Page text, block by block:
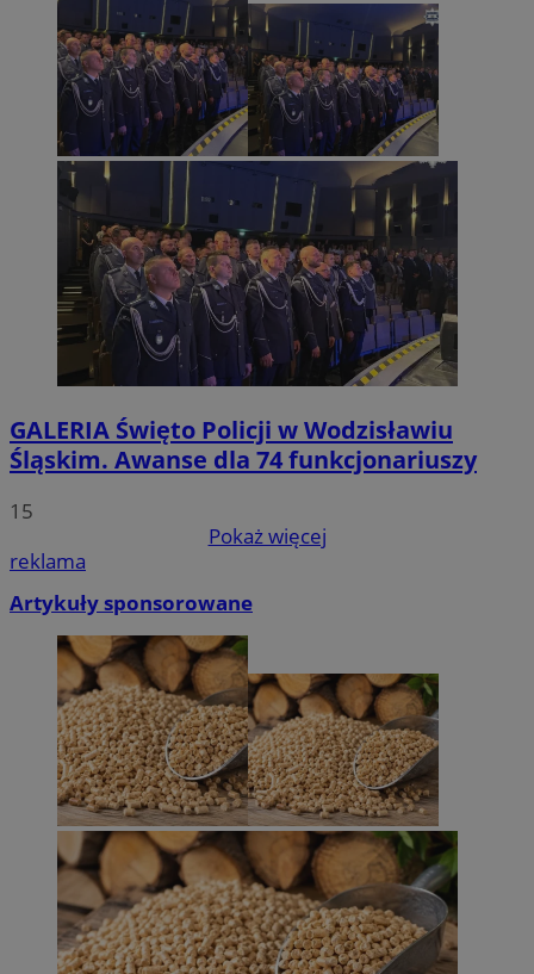
GALERIA Święto Policji w Wodzisławiu
Śląskim. Awanse dla 74 funkcjonariuszy
15
Pokaż więcej
reklama
Artykuły sponsorowane